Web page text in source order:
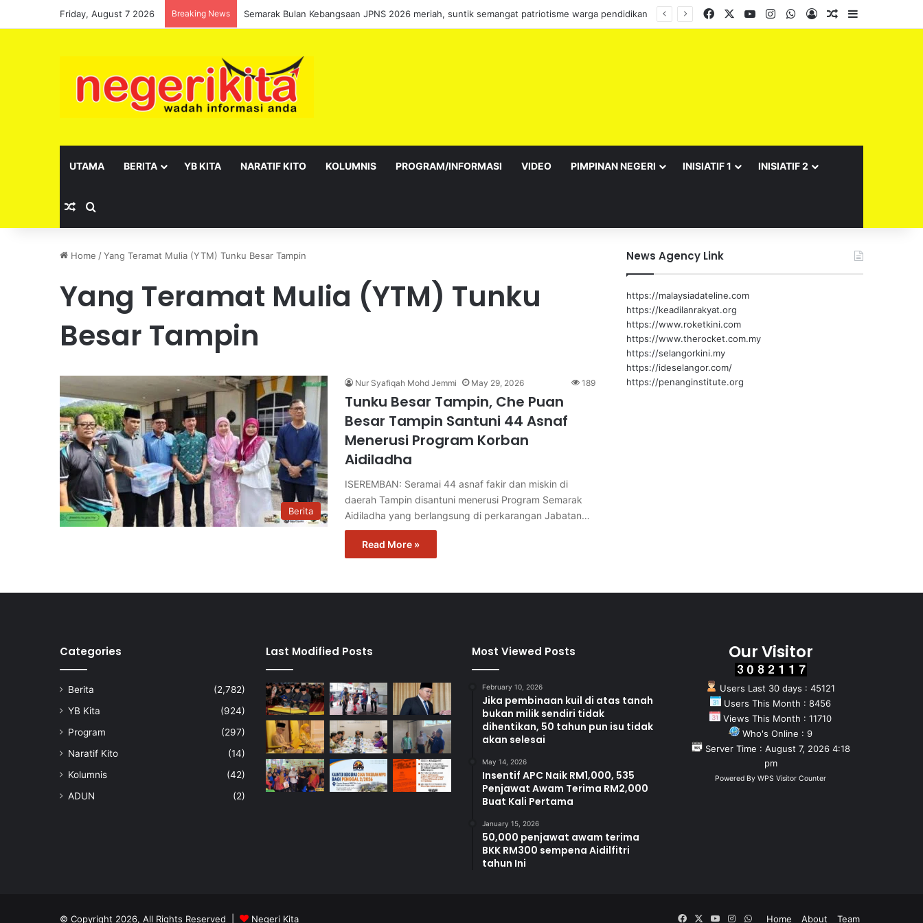
Friday, August 7 2026 Breaking News Semarak Bulan Kebangsaan JPNS 2026 meriah, suntik semangat patriotisme warga pendidikan Facebook YouTubeInstagramWhatsApp
Log InRandom Article
UTAMA BERITA YB KITA NARATIF KITO KOLUMNIS PROGRAM/INFORMASI VIDEO PIMPINAN NEGERI INISIATIF 1 INISIATIF 2
Random Article
Home /Yang Teramat Mulia (YTM) Tunku Besar Tampin
Yang Teramat Mulia (YTM) Tunku
Besar Tampin
Berita
Nur Syafiqah Mohd Jemmi May 29, 2026 189
Tunku Besar Tampin, Che Puan
Besar Tampin Santuni 44 Asnaf
Menerusi Program Korban
Aidiladha
ISEREMBAN: Seramai 44 asnaf fakir dan miskin di
daerah Tampin disantuni menerusi Program Semarak
Aidiladha yang berlangsung di perkarangan Jabatan…
Read More »
News Agency Link
https://malaysiadateline.com
https://keadilanrakyat.org
https://www.roketkini.com
https://www.therocket.com.my
https://selangorkini.my
https://ideselangor.com/
https://penanginstitute.org
Categories
Berita
(2,782)
YB Kita
(924)
Program
(297)
Naratif Kito
(14)
Kolumnis
(42)
ADUN
(2)
Last Modified Posts Most Viewed Posts
February 10, 2026
Jika pembinaan kuil di atas tanah
bukan milik sendiri tidak
dihentikan, 50 tahun pun isu tidak
akan selesai
May 14, 2026
Insentif APC Naik RM1,000, 535
Penjawat Awam Terima RM2,000
Buat Kali Pertama
January 15, 2026
50,000 penjawat awam terima
BKK RM300 sempena Aidilfitri
tahun Ini
Our Visitor
Users Last 30 days : 45121
Users This Month : 8456
Views This Month : 11710
Who's Online : 9
Server Time : August 7, 2026 4:18
pm
Powered By WPS Visitor Counter
© Copyright 2026, All Rights Reserved | Negeri Kita Home About Team
FacebookYouTubeInstagram
WhatsApp